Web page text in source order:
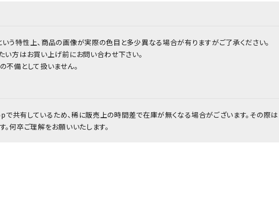
う特性上、商品の画像が実際の色目と多少異なる場合が有りますがご了承ください。
い方はお買い上げ前にお問い合わせ下さい。
備として扱いません。
共有しているため、稀に販売上の時間差で在庫が無くなる場合がございます。その際は
何卒ご理解をお願いいたします。